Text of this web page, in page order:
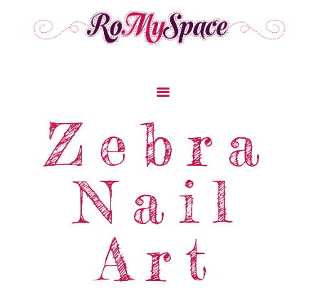
Zebra
Nail
Art
Storie Di Viaggio
Cibo Dal Mondo
Viaggia Con Noi
News & Tips
Chi Siamo
Contatti